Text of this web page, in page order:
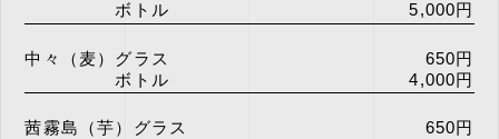
ボトル
5,000円
中々（麦）グラス
ボトル
650円
4,000円
茜霧島（芋）グラス
650円